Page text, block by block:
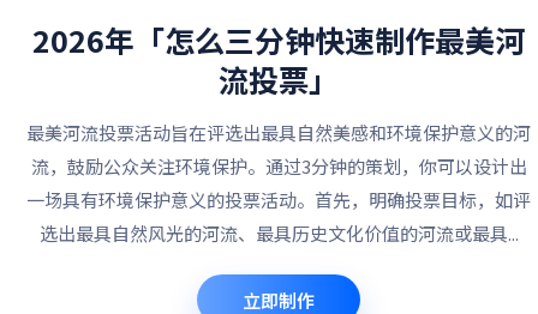
2026年「怎么三分钟快速制作最美河
流投票」
最美河流投票活动旨在评选出最具自然美感和环境保护意义的河
流，鼓励公众关注环境保护。通过3分钟的策划，你可以设计出
一场具有环境保护意义的投票活动。首先，明确投票目标，如评
选出最具自然风光的河流、最具历史文化价值的河流或最具...
立即制作